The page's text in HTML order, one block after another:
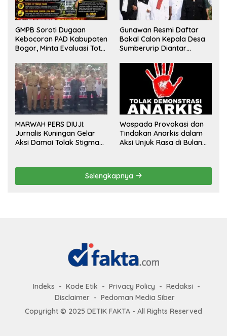
GMPB Soroti Dugaan
Kebocoran PAD Kabupaten
Bogor, Minta Evaluasi Total
Tak Berizin
Gunawan Resmi Daftar
Bakal Calon Kepala Desa
Sumberurip Diantar
Pendukung ke Meja Panitia
MARWAH PERS DIUJI:
Jurnalis Kuningan Gelar
Aksi Damai Tolak Stigma
Wartawan
Waspada Provokasi dan
Tindakan Anarkis dalam
Aksi Unjuk Rasa di Bulan
Selengkapnya
Indeks Kode Etik Privacy Policy
Redaksi
Disclaimer
Pedoman Media Siber
Copyright © 2025 DETIK FAKTA - All Rights Reserved